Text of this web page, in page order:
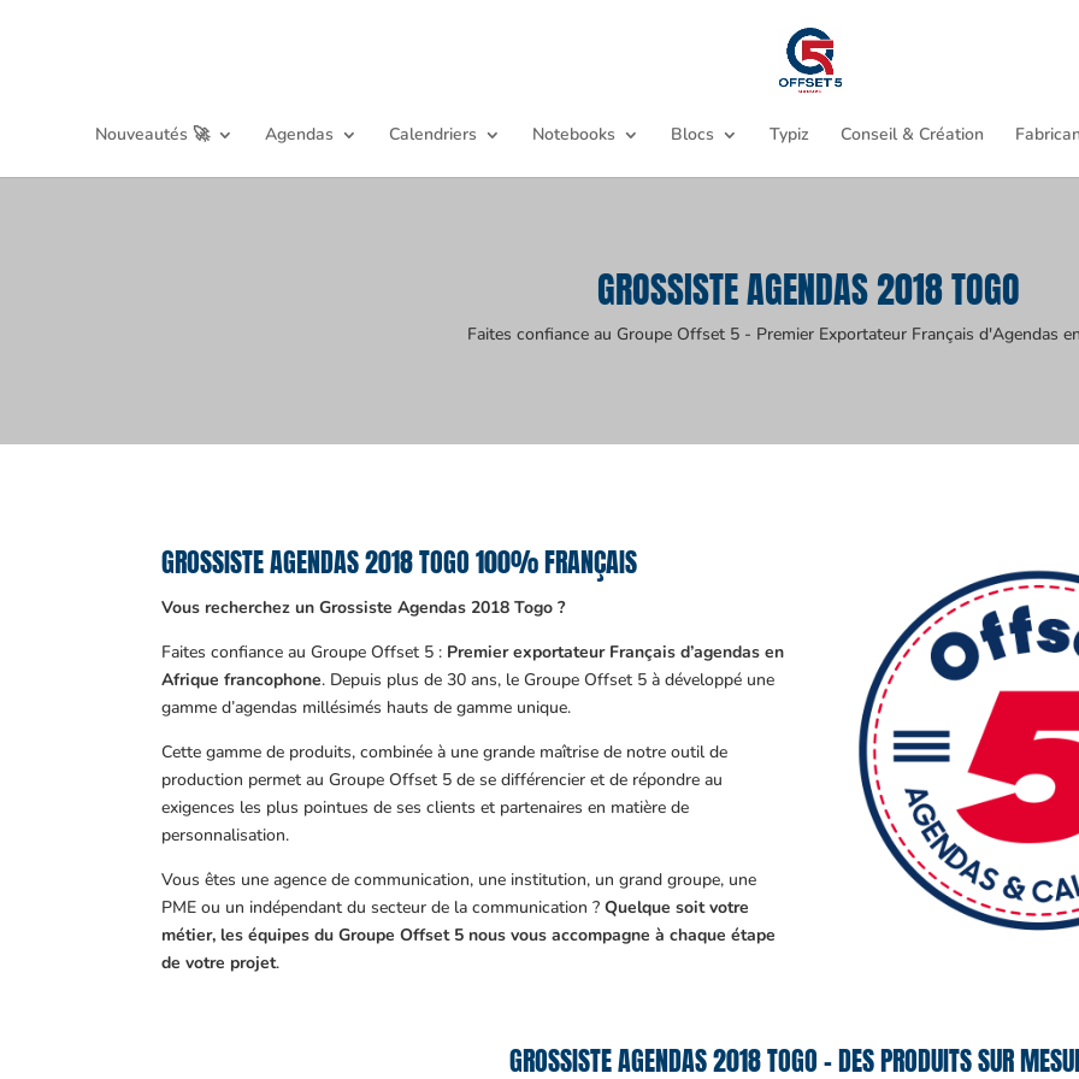
Nouveautés 🚀 Agendas Calendriers Notebooks Blocs Typiz Conseil & Création
GROSSISTE AGENDAS 2018 TOGO
Faites confiance au Groupe Offset 5 - Premier Exportateur Français d'Agendas
GROSSISTE AGENDAS 2018 TOGO 100% FRANÇAIS
Vous recherchez un Grossiste Agendas 2018 Togo ?
Faites confiance au Groupe Offset 5 : Premier exportateur Français d’agendas en
Afrique francophone. Depuis plus de 30 ans, le Groupe Offset 5 à développé une
gamme d’agendas millésimés hauts de gamme unique.
Cette gamme de produits, combinée à une grande maîtrise de notre outil de
production permet au Groupe Offset 5 de se différencier et de répondre au
exigences les plus pointues de ses clients et partenaires en matière de
personnalisation.
Vous êtes une agence de communication, une institution, un grand groupe, une
PME ou un indépendant du secteur de la communication ?Quelque soit votre
métier, les équipes du Groupe Offset 5 nous vous accompagne à chaque étape
de votre projet.
GROSSISTE AGENDAS 2018 TOGO – DES PRODUITS SUR